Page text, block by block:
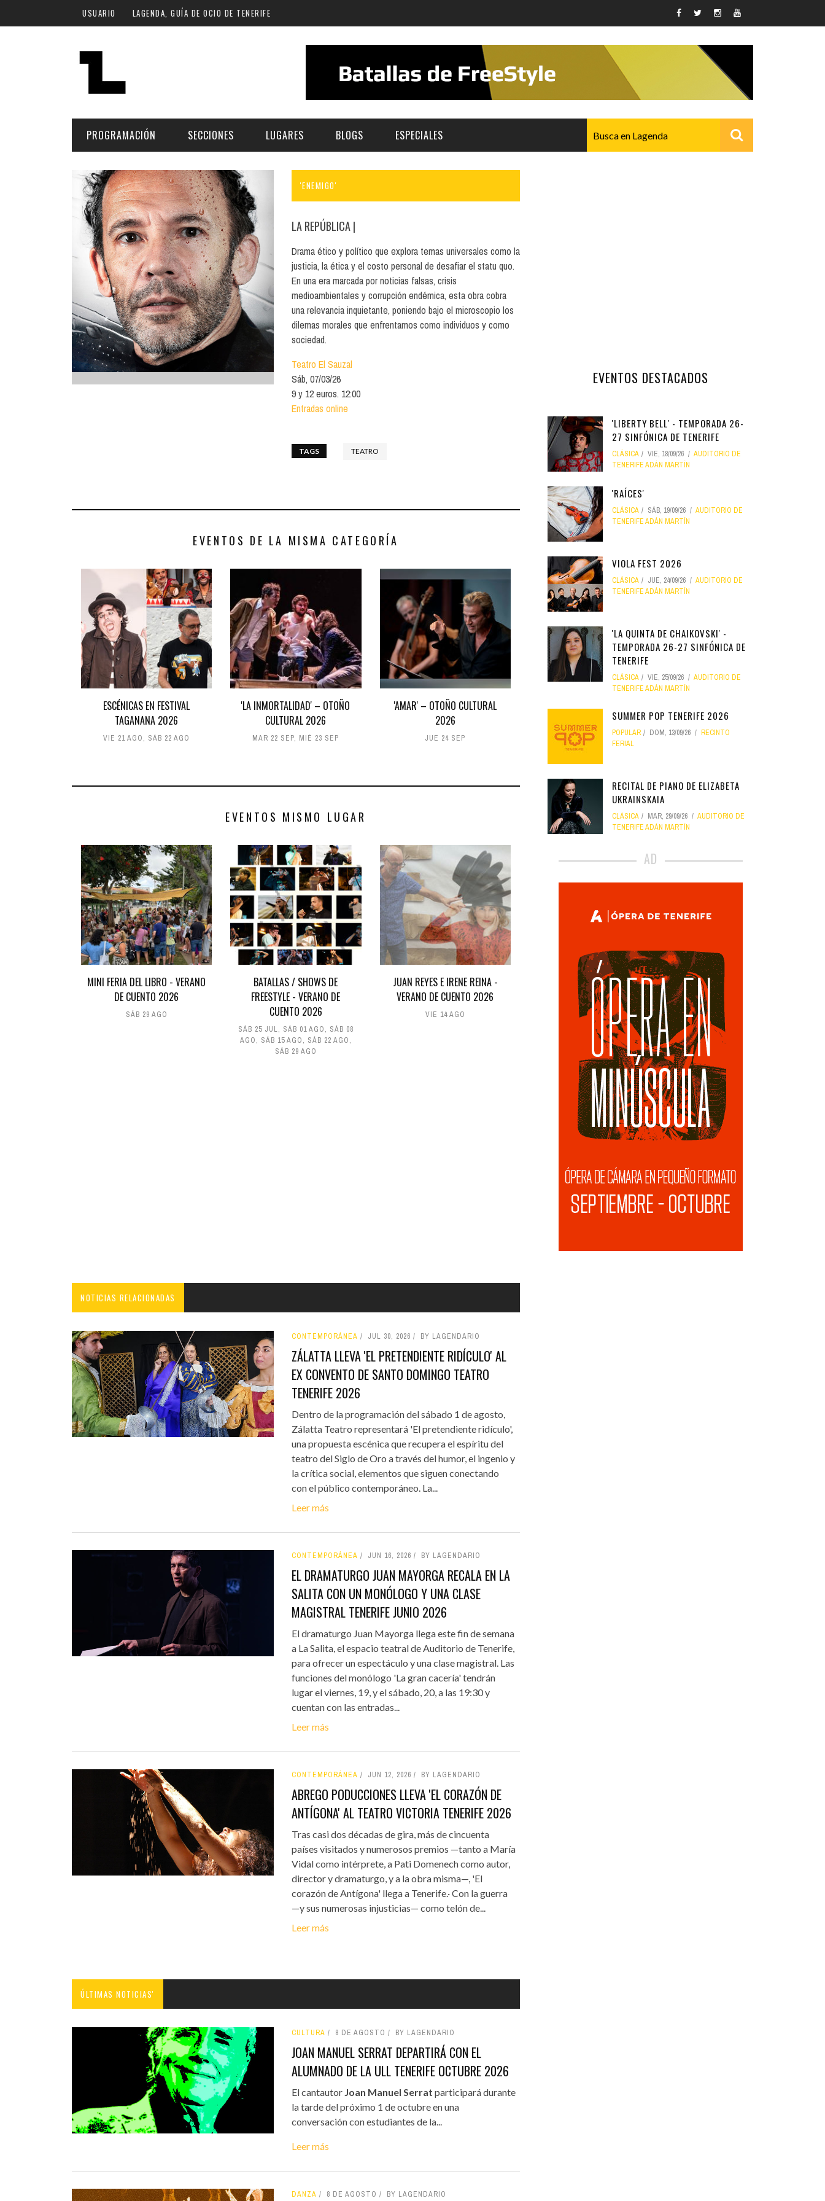
Pasar al contenido principal
USUARIO LAGENDA, GUÍA DE OCIO DE TENERIFE
PROGRAMACIÓN
FECHA
Hoy
Plan Finde
Norte
Santa Cruz | La Laguna
Islas
Deporte y Naturaleza
Gastro
Infantil
Música
SECCIONES
MÚSICA
ESCÉNICAS
CULTURA
GASTRONOMÍA
INFANTIL
LUGARES
ARTE | MUSEOS
NOCHE
LOCALES CON ACTUACIONES
COMERCIO
GASTRO
FORMATIVO
BLOGS ESPECIALES
TENERIFE PHE FESTIVAL 2026
XXVII VERANO DE CUENTO
'ENEMIGO'
LA REPÚBLICA|
Drama ético y político que explora temas universales como la
justicia, la ética y el costo personal de desafiar el statu quo.
En una era marcada por noticias falsas, crisis
medioambientales y corrupción endémica, esta obra cobra
una relevancia inquietante, poniendo bajo el microscopio los
dilemas morales que enfrentamos como individuos y como
sociedad.
Teatro El Sauzal
Sáb, 07/03/26
9 y 12 euros. 12:00
Entradas online
TAGS TEATRO
EVENTOS DE LA MISMA CATEGORÍA
ESCÉNICAS EN FESTIVAL
TAGANANA 2026
VIE 21 AGO, SÁB 22 AGO
'LA INMORTALIDAD' – OTOÑO
CULTURAL 2026
MAR 22 SEP, MIÉ 23 SEP
'AMAR' – OTOÑO CULTURAL
2026
JUE 24 SEP
EVENTOS MISMO LUGAR
MINI FERIA DEL LIBRO - VERANO
DE CUENTO 2026
SÁB 29 AGO
BATALLAS / SHOWS DE
FREESTYLE - VERANO DE
CUENTO 2026
SÁB 25 JUL, SÁB 01 AGO, SÁB 08
AGO, SÁB 15 AGO, SÁB 22 AGO,
SÁB 29 AGO
JUAN REYES E IRENE REINA -
VERANO DE CUENTO 2026
VIE 14 AGO
NOTICIAS RELACIONADAS
CONTEMPORÁNEA JUL 30, 2026 BY LAGENDARIO
ZÁLATTA LLEVA 'EL PRETENDIENTE RIDÍCULO' AL
EX CONVENTO DE SANTO DOMINGO TEATRO
TENERIFE 2026
Dentro de la programación del sábado 1 de agosto,
Zálatta Teatro representará 'El pretendiente ridículo',
una propuesta escénica que recupera el espíritu del
teatro del Siglo de Oro a través del humor, el ingenio y
la crítica social, elementos que siguen conectando
con el público contemporáneo. La...
Leer más
CONTEMPORÁNEA JUN 16, 2026 BY LAGENDARIO
EL DRAMATURGO JUAN MAYORGA RECALA EN LA
SALITA CON UN MONÓLOGO Y UNA CLASE
MAGISTRAL TENERIFE JUNIO 2026
El dramaturgo Juan Mayorga llega este fin de semana
a La Salita, el espacio teatral de Auditorio de Tenerife,
para ofrecer un espectáculo y una clase magistral. Las
funciones del monólogo 'La gran cacería' tendrán
lugar el viernes, 19, y el sábado, 20, a las 19:30 y
cuentan con las entradas...
Leer más
CONTEMPORÁNEA JUN 12, 2026 BY LAGENDARIO
ABREGO PODUCCIONES LLEVA 'EL CORAZÓN DE
ANTÍGONA' AL TEATRO VICTORIA TENERIFE 2026
Tras casi dos décadas de gira, más de cincuenta
países visitados y numerosos premios —tanto a María
Vidal como intérprete, a Pati Domenech como autor,
director y dramaturgo, y a la obra misma—, 'El
corazón de Antígona' llega a Tenerife.· Con la guerra
—y sus numerosas injusticias— como telón de...
Leer más
ÚLTIMAS NOTICIAS'
CULTURA 8 DE AGOSTO BY LAGENDARIO
JOAN MANUEL SERRAT DEPARTIRÁ CON EL
ALUMNADO DE LA ULL TENERIFE OCTUBRE 2026
El cantautor Joan Manuel Serrat participará durante
la tarde del próximo 1 de octubre en una
conversación con estudiantes de la...
Leer más
DANZA 8 DE AGOSTO BY LAGENDARIO
EVENTOS DESTACADOS
'LIBERTY BELL' - TEMPORADA 26-
27 SINFÓNICA DE TENERIFE
CLÁSICA VIE, 18/09/26
AUDITORIO DE
TENERIFE ADÁN MARTÍN
'RAÍCES'
CLÁSICA SÁB, 19/09/26
AUDITORIO DE
TENERIFE ADÁN MARTÍN
VIOLA FEST 2026
CLÁSICA JUE, 24/09/26
AUDITORIO DE
TENERIFE ADÁN MARTÍN
'LA QUINTA DE CHAIKOVSKI' -
TEMPORADA 26-27 SINFÓNICA DE
TENERIFE
CLÁSICA VIE, 25/09/26
AUDITORIO DE
TENERIFE ADÁN MARTÍN
SUMMER POP TENERIFE 2026
POPULAR DOM, 13/09/26
RECINTO
FERIAL
RECITAL DE PIANO DE ELIZABETA
UKRAINSKAIA
CLÁSICA MAR, 29/09/26
AUDITORIO DE
TENERIFE ADÁN MARTÍN
AD